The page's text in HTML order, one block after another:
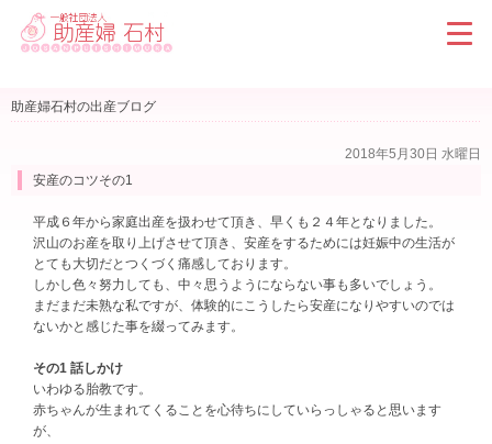
助産婦石村の出産ブログ
2018年5月30日 水曜日
安産のコツその1
平成６年から家庭出産を扱わせて頂き、早くも２４年となりました。
沢山のお産を取り上げさせて頂き、安産をするためには妊娠中の生活が
とても大切だとつくづく痛感しております。
しかし色々努力しても、中々思うようにならない事も多いでしょう。
まだまだ未熟な私ですが、体験的にこうしたら安産になりやすいのでは
ないかと感じた事を綴ってみます。
その1 話しかけ
いわゆる胎教です。
赤ちゃんが生まれてくることを心待ちにしていらっしゃると思います
が、